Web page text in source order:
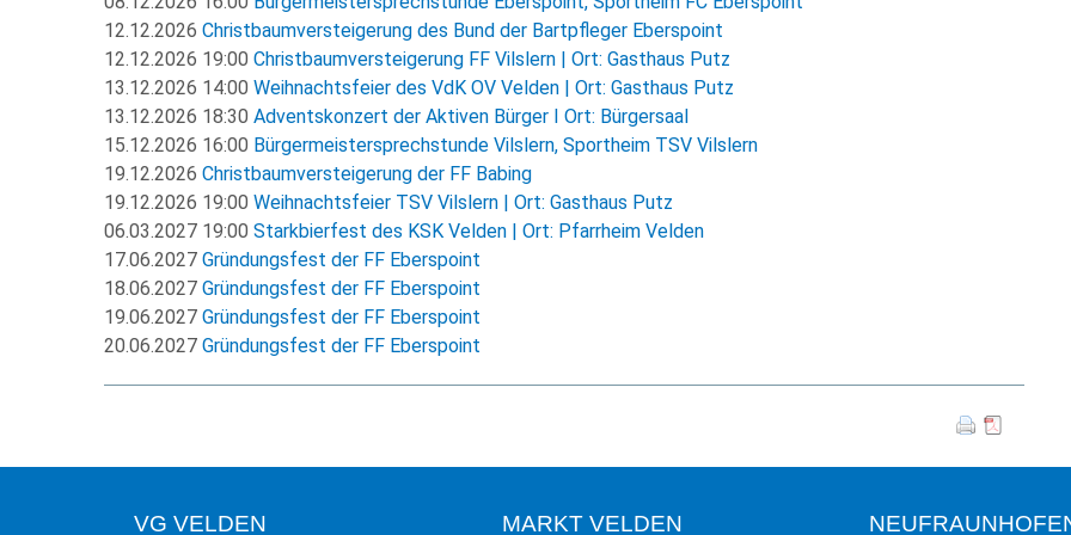
12.12.2026 Christbaumversteigerung des Bund der Bartpfleger Eberspoint
12.12.2026 19:00 Christbaumversteigerung FF Vilslern | Ort: Gasthaus Putz
13.12.2026 14:00 Weihnachtsfeier des VdK OV Velden | Ort: Gasthaus Putz
13.12.2026 18:30 Adventskonzert der Aktiven Bürger I Ort: Bürgersaal
15.12.2026 16:00 Bürgermeistersprechstunde Vilslern, Sportheim TSV Vilslern
19.12.2026 Christbaumversteigerung der FF Babing
19.12.2026 19:00 Weihnachtsfeier TSV Vilslern | Ort: Gasthaus Putz
06.03.2027 19:00 Starkbierfest des KSK Velden | Ort: Pfarrheim Velden
17.06.2027 Gründungsfest der FF Eberspoint
18.06.2027 Gründungsfest der FF Eberspoint
19.06.2027 Gründungsfest der FF Eberspoint
20.06.2027 Gründungsfest der FF Eberspoint
VG VELDEN MARKT VELDEN